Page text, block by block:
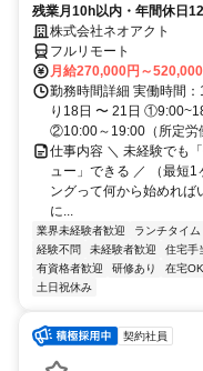
残業月10h以内・年間休日
株式会社ネオアクト
フルリモート
月給270,000円～
勤務時間詳細 実働時間
り18日 〜 21日
②10:00～19:00（所定労
仕事内容 ＼ 未経験でも
ュー」できる ／ （最短1
ングって何から始めれば
に...
業界未経験者歓迎 ランチタイム
経験不問
未経験者歓迎 住宅手
有資格者歓迎
研修あり 在宅OK
土日祝休み
契約社員